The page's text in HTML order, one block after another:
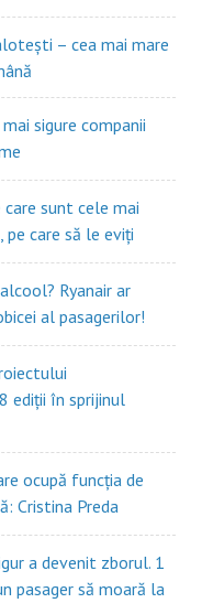
– cea mai mare
sigure companii
sunt cele mai
care să le eviți
Ryanair ar
al pasagerilor!
ediții în sprijinul
ocupă funcția de
Cristina Preda
a devenit zborul. 1
pasager să moară la